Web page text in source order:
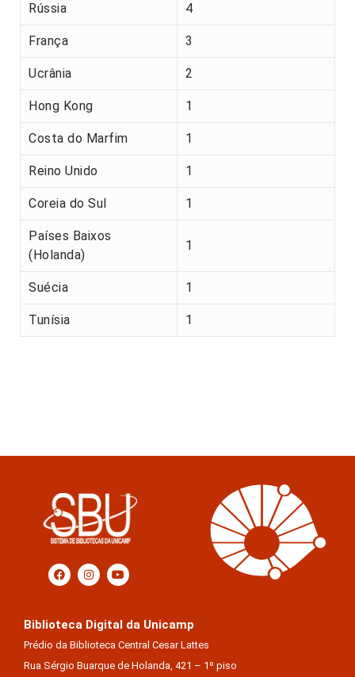
Rússia 4
França 3
Ucrânia 2
Hong Kong 1
Costa do Marfim 1
Reino Unido 1
Coreia do Sul 1
Países Baixos
(Holanda)
1
Suécia 1
Tunísia 1
Biblioteca Digital da Unicamp
Prédio da Biblioteca Central Cesar Lattes
Rua Sérgio Buarque de Holanda, 421 – 1º piso